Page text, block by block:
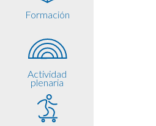
Formación
Actividad
plenaria